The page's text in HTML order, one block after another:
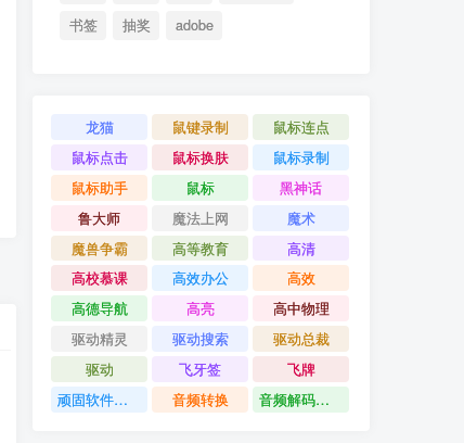
书签
抽奖 adobe
龙猫 鼠键录制
鼠标连点
鼠标点击
鼠标换肤
鼠标录制
鼠标助手
鼠标
黑神话
鲁大师
魔法上网
魔术
魔兽争霸
高等教育
高清
高校慕课
高效办公
高效
高德导航
高亮
高中物理
驱动精灵
驱动搜索
驱动总裁
驱动
飞牙签
飞牌
顽固软件卸载
音频转换 音频解码器合集